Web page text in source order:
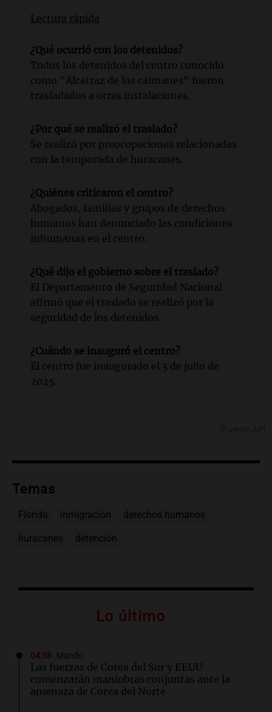
Lectura rápida
¿Qué ocurrió con los detenidos?
Todos los detenidos del centro conocido
como "Alcatraz de los caimanes" fueron
trasladados a otras instalaciones.
¿Por qué se realizó el traslado?
Se realizó por preocupaciones relacionadas
con la temporada de huracanes.
¿Quiénes criticaron el centro?
Abogados, familias y grupos de derechos
humanos han denunciado las condiciones
inhumanas en el centro.
¿Qué dijo el gobierno sobre el traslado?
El Departamento de Seguridad Nacional
afirmó que el traslado se realizó por la
seguridad de los detenidos.
¿Cuándo se inauguró el centro?
El centro fue inaugurado el 3 de julio de
2025.
Temas
Florida inmigración derechos humanos
huracanes detención
Lo último
04:58 Mundo
Las fuerzas de Corea del Sur y EEUU
comenzarán maniobras conjuntas ante la
amenaza de Corea del Norte